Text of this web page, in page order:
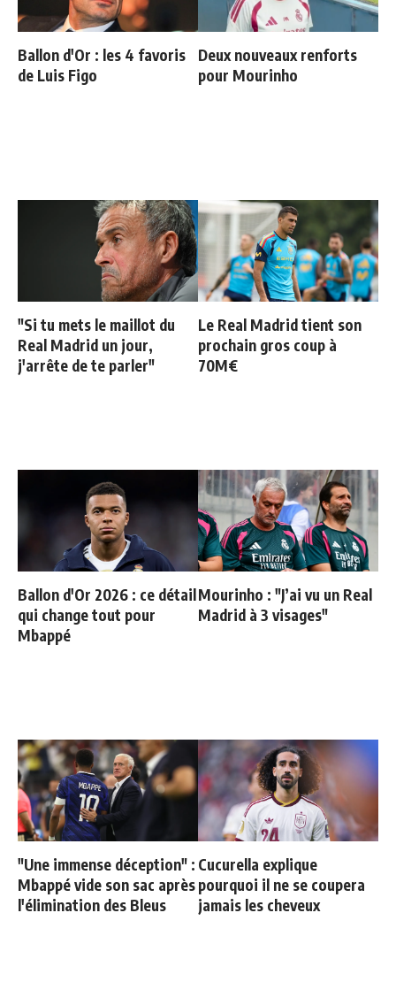
Ballon d'Or : les 4 favoris
de Luis Figo
Deux nouveaux renforts
pour Mourinho
"Si tu mets le maillot du
Real Madrid un jour,
j'arrête de te parler"
Le Real Madrid tient son
prochain gros coup à
70M€
Ballon d'Or 2026 : ce détail
qui change tout pour
Mbappé
Mourinho : "J’ai vu un Real
Madrid à 3 visages"
"Une immense déception" :
Mbappé vide son sac après
l'élimination des Bleus
Cucurella explique
pourquoi il ne se coupera
jamais les cheveux